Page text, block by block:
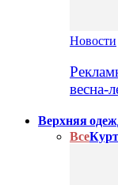
Новости
весна-
Верхняя
Все